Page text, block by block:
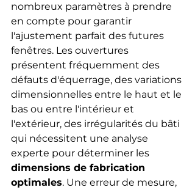
nombreux paramètres à prendre
en compte pour garantir
l'ajustement parfait des futures
fenêtres. Les ouvertures
présentent fréquemment des
défauts d'équerrage, des variations
dimensionnelles entre le haut et le
bas ou entre l'intérieur et
l'extérieur, des irrégularités du bâti
qui nécessitent une analyse
experte pour déterminer les
dimensions de fabrication
optimales. Une erreur de mesure,